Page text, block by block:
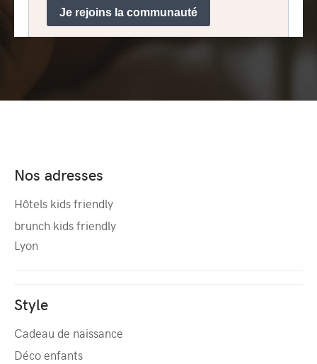
Nos adresses
Hôtels kids friendly
brunch kids friendly
Lyon
Style
Cadeau de naissance
Déco enfants